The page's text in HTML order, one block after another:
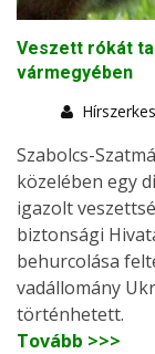
Veszett rókát
vármegyében
Szabolcs-
közelében egy
igazolt
biztonsági
behurcolása
vadállomány
történhetett.
Tovább >>>